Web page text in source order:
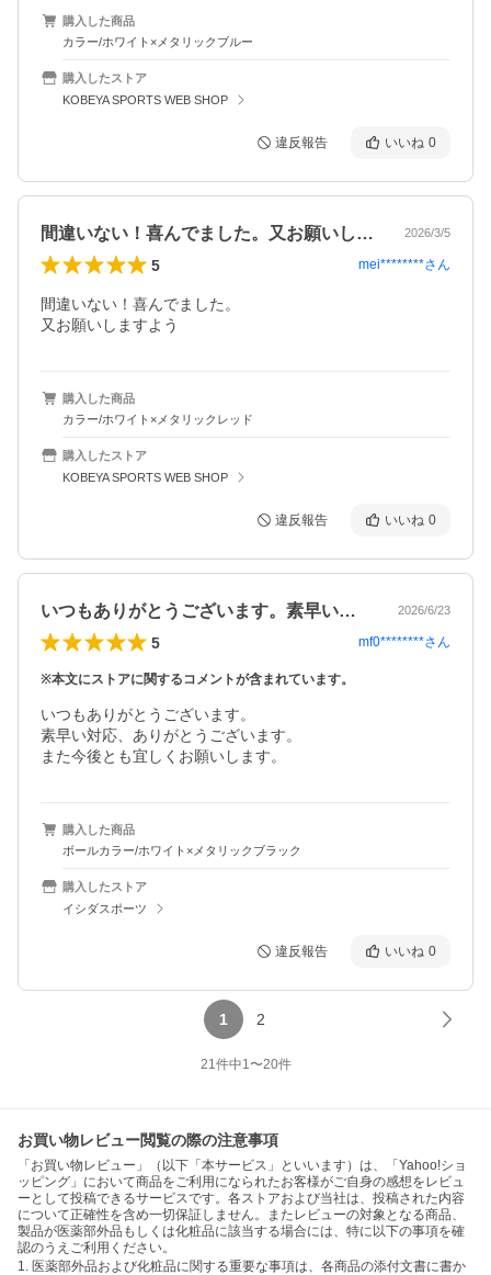
購入した商品
カラー/ホワイト×メタリックブルー
購入したストア
KOBEYA SPORTS WEB SHOP
違反報告 いいね 0
間違いない！喜んでました。又お願いしま… 2026/3/5
5 mei********さん
間違いない！喜んでました。
又お願いしますよう
購入した商品
カラー/ホワイト×メタリックレッド
購入したストア
KOBEYA SPORTS WEB SHOP
違反報告 いいね 0
いつもありがとうございます。素早い対応… 2026/6/23
5 mf0********さん
※本文にストアに関するコメントが含まれています。
いつもありがとうございます。
素早い対応、ありがとうございます。
また今後とも宜しくお願いします。
購入した商品
ボールカラー/ホワイト×メタリックブラック
購入したストア
イシダスポーツ
違反報告 いいね 0
1 2
21件中1〜20件
お買い物レビュー閲覧の際の注意事項
「お買い物レビュー」（以下「本サービス」といいます）は、「Yahoo!ショ
ッピング」において商品をご利用になられたお客様がご自身の感想をレビュ
ーとして投稿できるサービスです。各ストアおよび当社は、投稿された内容
について正確性を含め一切保証しません。またレビューの対象となる商品、
製品が医薬部外品もしくは化粧品に該当する場合には、特に以下の事項を確
認のうえご利用ください。
1. 医薬部外品および化粧品に関する重要な事項は、各商品の添付文書に書か